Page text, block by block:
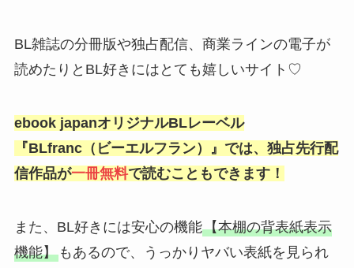
BL雑誌の分冊版や独占配信、商業ラインの電子が
読めたりとBL好きにはとても嬉しいサイト♡
ebook japanオリジナルBLレーベル
『BLfranc（ビーエルフラン）』では、独占先行配
信作品が一冊無料で読むこともできます！
また、BL好きには安心の機能【本棚の背表紙表示
機能】もあるので、うっかりヤバい表紙を見られ